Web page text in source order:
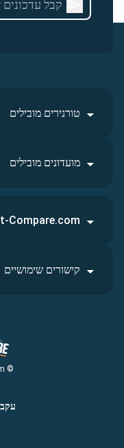
טורנירים מובילים
מועדונים מובילים
© Ticket-Compare.com
Compare.com
קישורים שימושיים